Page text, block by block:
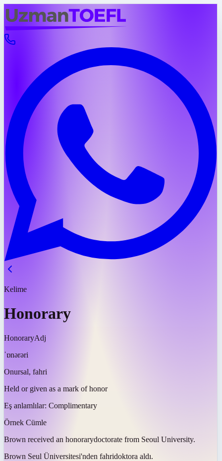
Kelime
Honorary
HonoraryAdj
ˈɒnərəri
Onursal, fahri
Held or given as a mark of honor
Eş anlamlılar: Complimentary
Örnek Cümle
Brown received an honorarydoctorate from Seoul University.
Brown Seul Üniversitesi'nden fahridoktora aldı.